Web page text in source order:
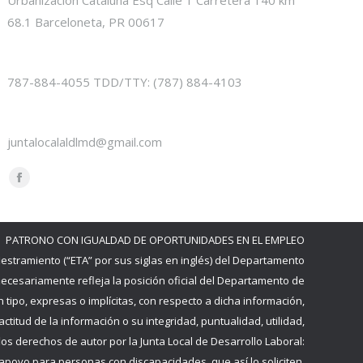
68.1 Barceloneta, PR 00617
787-884-4055 TDD/TTY: (787) 884-4103
juntalocalaldlmd@gmail.com
Find us on:
Facebook
PATRONO CON IGUALDAD DE OPORTUNIDADES EN EL EMPLEO
(“ETA” por sus siglas en inglés) del Departamento
refleja la posición oficial del Departamento de
expresas o implícitas, con respecto a dicha información,
de la información o su integridad, puntualidad, utilidad,
derechos de autor por la Junta Local de Desarrollo Laboral: